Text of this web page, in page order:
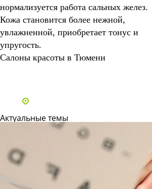
нормализуется работа сальных желез.
Кожа становится более нежной,
увлажненной, приобретает тонус и
упругость.
Салоны красоты в Тюмени
Актуальные темы